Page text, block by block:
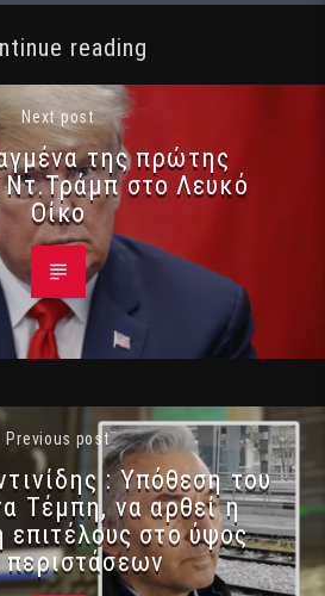
reading
Next post
της πρώτης
στο Λευκό
Οίκο
Previous post
: Υπόθεση του
Τέμπη, να αρθεί η
επιτέλους στο ύψος